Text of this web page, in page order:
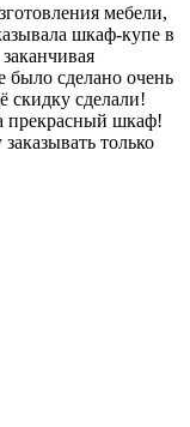
мебели,
шкаф-купе в
сделано очень
скидку сделали!
прекрасный шкаф!
только